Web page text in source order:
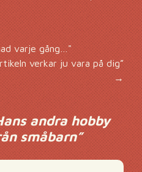
varje gång…"
verkar ju vara på dig”
→
andra hobby
småbarn”